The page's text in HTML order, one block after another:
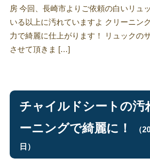
房 今回、長崎市よりご依頼の白いリュ
いる以上に汚れていますよ クリーニン
力で綺麗に仕上がります！ リュックの
させて頂きま […]
チャイルドシートの汚
ーニングで綺麗に！
（
日）